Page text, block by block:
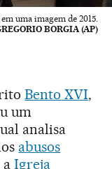
uma imagem de 2015.
BORGIA (AP)
Bento XVI,
um
analisa
abusos
aIgreja